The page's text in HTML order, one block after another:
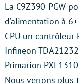
La C9Z390-PGW
d’alimentation à
CPU un contrôleur
Infineon
Primarion
Nous verrons plus